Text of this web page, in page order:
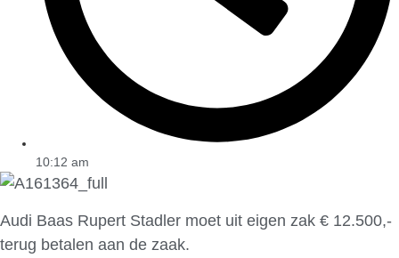
10:12 am
Audi Baas Rupert Stadler moet uit eigen zak € 12.500,-
terug betalen aan de zaak.